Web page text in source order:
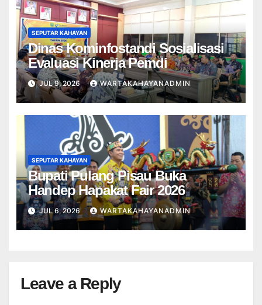
SEPUTAR KAHAYAN
Dinas Kominfostandi Sosialisasi
Evaluasi Kinerja Pemdi
JUL 9, 2026 WARTAKAHAYANADMIN
SEPUTAR KAHAYAN
Bupati Pulang Pisau Buka
Handep Hapakat Fair 2026
JUL 6, 2026 WARTAKAHAYANADMIN
Leave a Reply